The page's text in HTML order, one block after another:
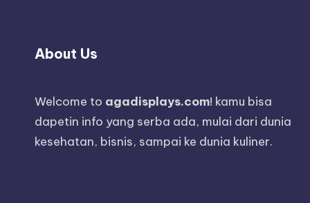
About Us
Welcome to agadisplays.com! kamu bisa
dapetin info yang serba ada, mulai dari dunia
kesehatan, bisnis, sampai ke dunia kuliner.